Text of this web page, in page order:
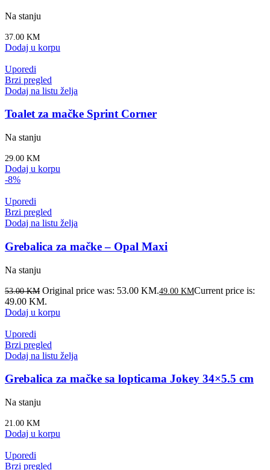
Na stanju
37.00 KM
Dodaj u korpu
Uporedi
Brzi pregled
Dodaj na listu želja
Toalet za mačke Sprint Corner
Na stanju
29.00 KM
Dodaj u korpu
-8%
Uporedi
Brzi pregled
Dodaj na listu želja
Grebalica za mačke – Opal Maxi
Na stanju
53.00KM Original price was: 53.00 KM.49.00 KMCurrent price is:
49.00 KM.
Dodaj u korpu
Uporedi
Brzi pregled
Dodaj na listu želja
Grebalica za mačke sa lopticama Jokey 34×5.5 cm
Na stanju
21.00 KM
Dodaj u korpu
Uporedi
Brzi pregled